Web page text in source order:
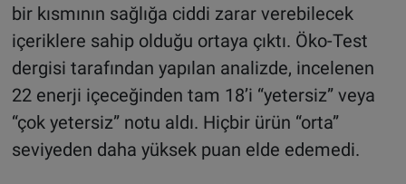
bir kısmının sağlığa ciddi zarar verebilecek
içeriklere sahip olduğu ortaya çıktı. Öko-Test
dergisi tarafından yapılan analizde, incelenen
22 enerji içeceğinden tam 18’i “yetersiz” veya
“çok yetersiz” notu aldı. Hiçbir ürün “orta”
seviyeden daha yüksek puan elde edemedi.